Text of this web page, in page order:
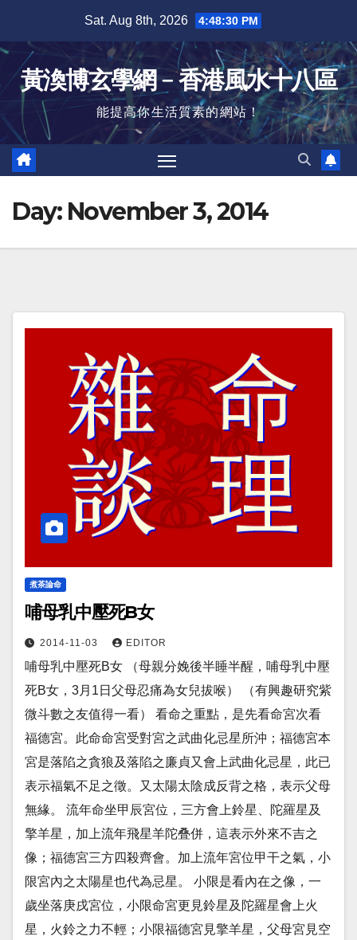
content
Sat. Aug 8th, 2026 4:48:30 PM
黃渙博玄學網﹣香港風水十八區
能提高你生活質素的網站！
Day: November 3, 2014
煮茶論命
哺母乳中壓死B女
2014-11-03 EDITOR
哺母乳中壓死B女 （母親分娩後半睡半醒，哺母乳中壓
死B女，3月1日父母忍痛為女兒拔喉） （有興趣研究紫
微斗數之友值得一看） 看命之重點，是先看命宮次看
福德宮。此命命宮受對宮之武曲化忌星所沖；福德宮本
宮是落陷之貪狼及落陷之廉貞又會上武曲化忌星，此已
表示福氣不足之徵。又太陽太陰成反背之格，表示父母
無緣。 流年命坐甲辰宮位，三方會上鈴星、陀羅星及
擎羊星，加上流年飛星羊陀叠併，這表示外來不吉之
像；福德宮三方四殺齊會。加上流年宮位甲干之氣，小
限宮內之太陽星也代為忌星。 小限是看內在之像，一
歲坐落庚戌宮位，小限命宮更見鈴星及陀羅星會上火
星，火鈴之力不輕；小限福德宮見擎羊星，父母宮見空